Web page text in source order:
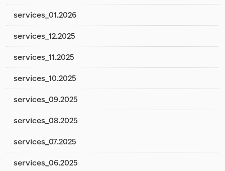
services_01.2026
services_12.2025
services_11.2025
services_10.2025
services_09.2025
services_08.2025
services_07.2025
services_06.2025